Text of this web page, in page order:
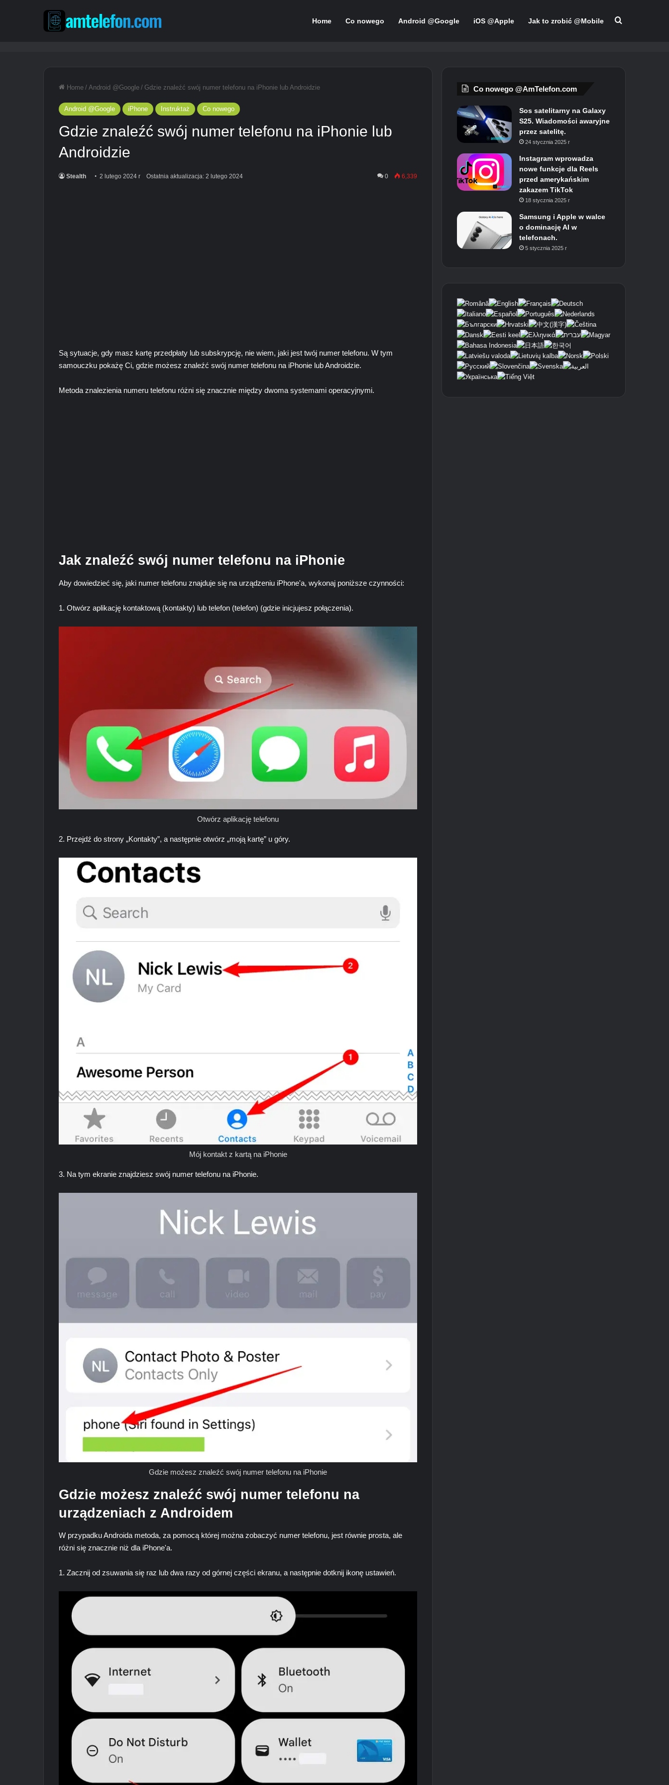
Home Co nowego Android @Google iOS @Apple Jak to zrobić @Mobile
Home / Android @Google / Gdzie znaleźć swój numer telefonu na iPhonie lub Androidzie
Android @Google iPhone Instruktaż Co nowego
Gdzie znaleźć swój numer telefonu na iPhonie lub
Androidzie
Stealth 2 lutego 2024 r Ostatnia aktualizacja: 2 lutego 2024 0 6,339
Są sytuacje, gdy masz kartę przedpłaty lub subskrypcję, nie wiem, jaki jest twój numer telefonu. W tym
samouczku pokażę Ci, gdzie możesz znaleźć swój numer telefonu na iPhonie lub Androidzie.
Metoda znalezienia numeru telefonu różni się znacznie między dwoma systemami operacyjnymi.
Jak znaleźć swój numer telefonu na iPhonie
Aby dowiedzieć się, jaki numer telefonu znajduje się na urządzeniu iPhone'a, wykonaj poniższe czynności:
1. Otwórz aplikację kontaktową (kontakty) lub telefon (telefon) (gdzie inicjujesz połączenia).
Otwórz aplikację telefonu
2. Przejdź do strony „Kontakty”, a następnie otwórz „moją kartę” u góry.
Mój kontakt z kartą na iPhonie
3. Na tym ekranie znajdziesz swój numer telefonu na iPhonie.
Gdzie możesz znaleźć swój numer telefonu na iPhonie
Gdzie możesz znaleźć swój numer telefonu na
urządzeniach z Androidem
W przypadku Androida metoda, za pomocą której można zobaczyć numer telefonu, jest równie prosta, ale
różni się znacznie niż dla iPhone'a.
1. Zacznij od zsuwania się raz lub dwa razy od górnej części ekranu, a następnie dotknij ikonę ustawień.
Co nowego @AmTelefon.com
Sos satelitarny na Galaxy
S25. Wiadomości awaryjne
przez satelitę.
24 stycznia 2025 r
Instagram wprowadza
nowe funkcje dla Reels
przed amerykańskim
zakazem TikTok
18 stycznia 2025 r
Samsung i Apple w walce
o dominację AI w
telefonach.
5 stycznia 2025 r